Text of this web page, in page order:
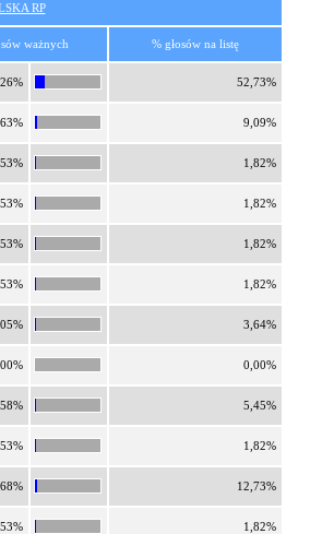
RP
ważnych % głosów na listę
52,73%
9,09%
1,82%
1,82%
1,82%
1,82%
3,64%
0,00%
5,45%
1,82%
12,73%
1,82%